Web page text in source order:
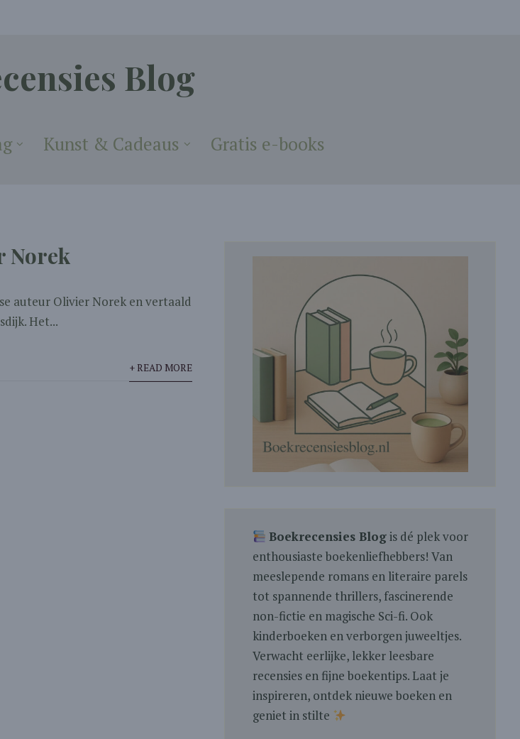
Blog
Kunst & Cadeaus Gratis e-books
Norek
auteur Olivier Norek en vertaald
Het...
+ READ MORE
Boekrecensies Blogis dé plek voor
enthousiaste boekenliefhebbers! Van
meeslepende romans en literaire parels
tot spannende thrillers, fascinerende
non-fictie en magische Sci-fi. Ook
kinderboeken en verborgen juweeltjes.
Verwacht eerlijke, lekker leesbare
recensies en fijne boekentips. Laat je
inspireren, ontdek nieuwe boeken en
geniet in stilte